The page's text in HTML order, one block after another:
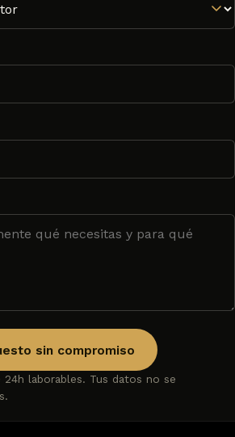
sin compromiso
24h laborables. Tus datos no se